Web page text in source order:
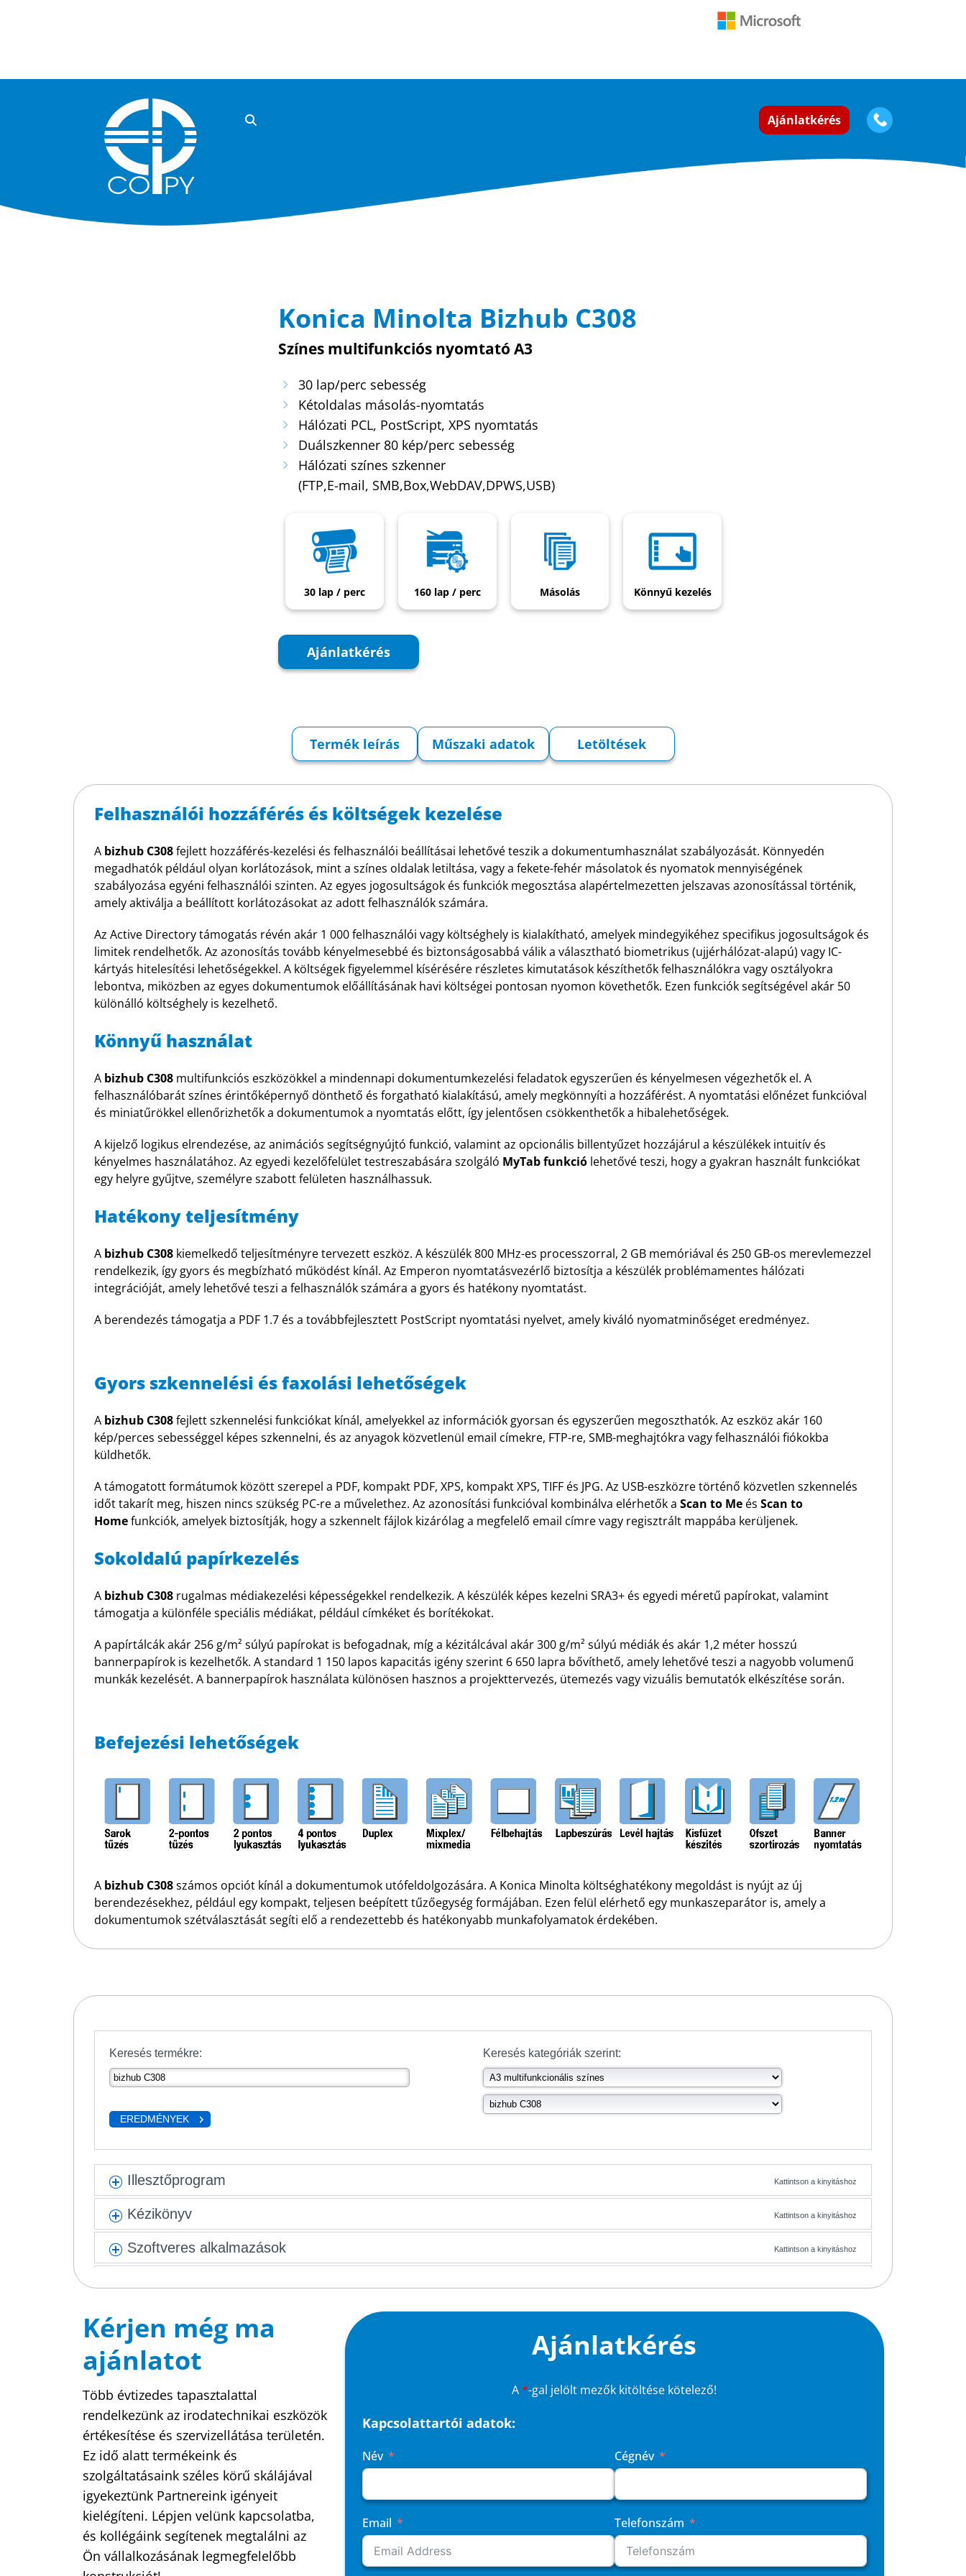
Rólunk
Ajánlatkérés
Konica Minolta Bizhub C308
Színes multifunkciós nyomtató A3
30 lap/perc sebesség
Kétoldalas másolás-nyomtatás
Hálózati PCL, PostScript, XPS nyomtatás
Duálszkenner 80 kép/perc sebesség
Hálózati színes szkenner
(FTP,E-mail, SMB,Box,WebDAV,DPWS,USB)
30 lap / perc 160 lap / perc Másolás Könnyű kezelés
Ajánlatkérés
Termék leírás Műszaki adatok Letöltések
Felhasználói hozzáférés és költségek kezelése
A bizhub C308fejlett hozzáférés-kezelési és felhasználói beállításai lehetővé teszik a dokumentumhasználat szabályozását. Könnyedén
megadhatók például olyan korlátozások, mint a színes oldalak letiltása, vagy a fekete-fehér másolatok és nyomatok mennyiségének
szabályozása egyéni felhasználói szinten. Az egyes jogosultságok és funkciók megosztása alapértelmezetten jelszavas azonosítással történik,
amely aktiválja a beállított korlátozásokat az adott felhasználók számára.
Az Active Directory támogatás révén akár 1 000 felhasználói vagy költséghely is kialakítható, amelyek mindegyikéhez specifikus jogosultságok és
limitek rendelhetők. Az azonosítás tovább kényelmesebbé és biztonságosabbá válik a választható biometrikus (ujjérhálózat-alapú) vagy IC-
kártyás hitelesítési lehetőségekkel. A költségek figyelemmel kísérésére részletes kimutatások készíthetők felhasználókra vagy osztályokra
lebontva, miközben az egyes dokumentumok előállításának havi költségei pontosan nyomon követhetők. Ezen funkciók segítségével akár 50
különálló költséghely is kezelhető.
Könnyű használat
A bizhub C308 multifunkciós eszközökkel a mindennapi dokumentumkezelési feladatok egyszerűen és kényelmesen végezhetők el. A
felhasználóbarát színes érintőképernyő dönthető és forgatható kialakítású, amely megkönnyíti a hozzáférést. A nyomtatási előnézet funkcióval
és miniatűrökkel ellenőrizhetők a dokumentumok a nyomtatás előtt, így jelentősen csökkenthetők a hibalehetőségek.
A kijelző logikus elrendezése, az animációs segítségnyújtó funkció, valamint az opcionális billentyűzet hozzájárul a készülékek intuitív és
kényelmes használatához. Az egyedi kezelőfelület testreszabására szolgáló MyTab funkció lehetővé teszi, hogy a gyakran használt funkciókat
egy helyre gyűjtve, személyre szabott felületen használhassuk.
Hatékony teljesítmény
A bizhub C308 kiemelkedő teljesítményre tervezett eszköz. A készülék 800 MHz-es processzorral, 2 GB memóriával és 250 GB-os merevlemezzel
rendelkezik, így gyors és megbízható működést kínál. Az Emperon nyomtatásvezérlő biztosítja a készülék problémamentes hálózati
integrációját, amely lehetővé teszi a felhasználók számára a gyors és hatékony nyomtatást.
A berendezés támogatja a PDF 1.7 és a továbbfejlesztett PostScript nyomtatási nyelvet, amely kiváló nyomatminőséget eredményez.
Gyors szkennelési és faxolási lehetőségek
A bizhub C308fejlett szkennelési funkciókat kínál, amelyekkel az információk gyorsan és egyszerűen megoszthatók. Az eszköz akár 160
kép/perces sebességgel képes szkennelni, és az anyagok közvetlenül email címekre, FTP-re, SMB-meghajtókra vagy felhasználói fiókokba
küldhetők.
A támogatott formátumok között szerepel a PDF, kompakt PDF, XPS, kompakt XPS, TIFF és JPG. Az USB-eszközre történő közvetlen szkennelés
időt takarít meg, hiszen nincs szükség PC-re a művelethez. Az azonosítási funkcióval kombinálva elérhetők a Scan to Me és Scan to
Homefunkciók, amelyek biztosítják, hogy a szkennelt fájlok kizárólag a megfelelő email címre vagy regisztrált mappába kerüljenek.
Sokoldalú papírkezelés
A bizhub C308 rugalmas médiakezelési képességekkel rendelkezik. A készülék képes kezelni SRA3+ és egyedi méretű papírokat, valamint
támogatja a különféle speciális médiákat, például címkéket és borítékokat.
A papírtálcák akár 256 g/m² súlyú papírokat is befogadnak, míg a kézitálcával akár 300 g/m² súlyú médiák és akár 1,2 méter hosszú
bannerpapírok is kezelhetők. A standard 1 150 lapos kapacitás igény szerint 6 650 lapra bővíthető, amely lehetővé teszi a nagyobb volumenű
munkák kezelését. A bannerpapírok használata különösen hasznos a projekttervezés, ütemezés vagy vizuális bemutatók elkészítése során.
Befejezési lehetőségek
A bizhub C308számos opciót kínál a dokumentumok utófeldolgozására. A Konica Minolta költséghatékony megoldást is nyújt az új
berendezésekhez, például egy kompakt, teljesen beépített tűzőegység formájában. Ezen felül elérhető egy munkaszeparátor is, amely a
dokumentumok szétválasztását segíti elő a rendezettebb és hatékonyabb munkafolyamatok érdekében.
Kérjen még ma
ajánlatot
Több évtizedes tapasztalattal
rendelkezünk az irodatechnikai eszközök
értékesítése és szervizellátása területén.
Ez idő alatt termékeink és
szolgáltatásaink széles körű skálájával
igyekeztünk Partnereink igényeit
kielégíteni. Lépjen velünk kapcsolatba,
és kollégáink segítenek megtalálni az
Ön vállalkozásának legmegfelelőbb
Ajánlatkérés
A*-gal jelölt mezők kitöltése kötelező!
Kapcsolattartói adatok:
Név Cégnév
Email Telefonszám